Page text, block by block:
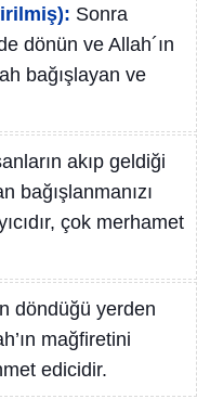
Sonra
dönün ve Allah´ın
bağışlayan ve
akıp geldiği
bağışlanmanızı
çok merhamet
döndüğü yerden
mağfiretini
edicidir.